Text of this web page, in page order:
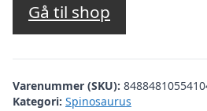
Gå til shop
Varenummer (SKU):
Kategori: Spinosaurus